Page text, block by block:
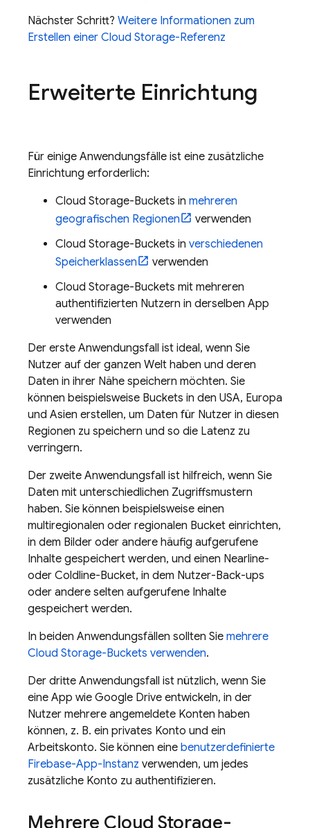
Nächster Schritt? Weitere Informationen zum
Erstellen einer Cloud Storage-Referenz
Erweiterte Einrichtung
Für einige Anwendungsfälle ist eine zusätzliche
Einrichtung erforderlich:
Cloud Storage-Buckets in mehreren
geografischen Regionen
verwenden
Cloud Storage-Buckets in verschiedenen
Speicherklassen
verwenden
Cloud Storage-Buckets mit mehreren
authentifizierten Nutzern in derselben App
verwenden
Der erste Anwendungsfall ist ideal, wenn Sie
Nutzer auf der ganzen Welt haben und deren
Daten in ihrer Nähe speichern möchten. Sie
können beispielsweise Buckets in den USA, Europa
und Asien erstellen, um Daten für Nutzer in diesen
Regionen zu speichern und so die Latenz zu
verringern.
Der zweite Anwendungsfall ist hilfreich, wenn Sie
Daten mit unterschiedlichen Zugriffsmustern
haben. Sie können beispielsweise einen
multiregionalen oder regionalen Bucket einrichten,
in dem Bilder oder andere häufig aufgerufene
Inhalte gespeichert werden, und einen Nearline-
oder Coldline-Bucket, in dem Nutzer-Back-ups
oder andere selten aufgerufene Inhalte
gespeichert werden.
In beiden Anwendungsfällen sollten Sie mehrere
Cloud Storage-Buckets verwenden.
Der dritte Anwendungsfall ist nützlich, wenn Sie
eine App wie Google Drive entwickeln, in der
Nutzer mehrere angemeldete Konten haben
können, z. B. ein privates Konto und ein
Arbeitskonto. Sie können eine benutzerdefinierte
Firebase-App-Instanz verwenden, um jedes
zusätzliche Konto zu authentifizieren.
Mehrere Cloud Storage-